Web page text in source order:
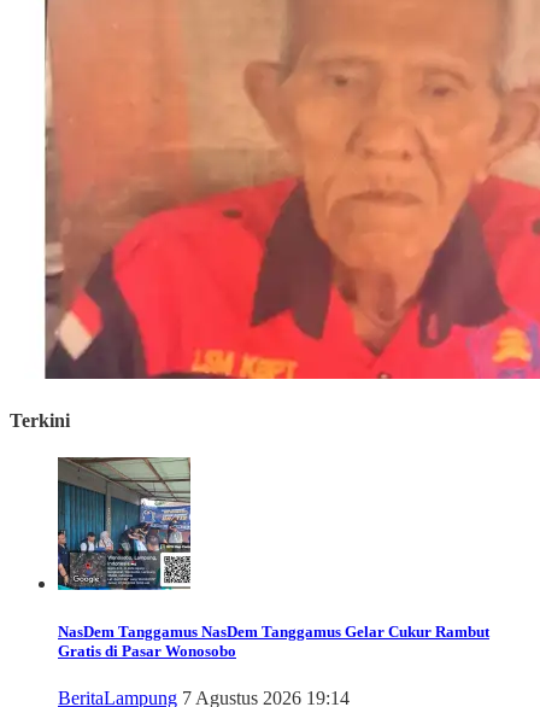
Terkini
NasDem Tanggamus NasDem Tanggamus Gelar Cukur Rambut
Gratis di Pasar Wonosobo
BeritaLampung 7 Agustus 2026 19:14